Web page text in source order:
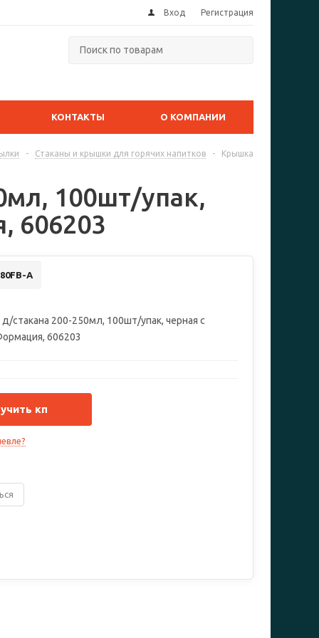
Вход Регистрация
КОНТАКТЫ О КОМПАНИИ
- Стаканы и крышки для горячих напитков - Крышка
100шт/упак,
606203
A
стакана 200-250мл, 100шт/упак, черная с
606203
кп